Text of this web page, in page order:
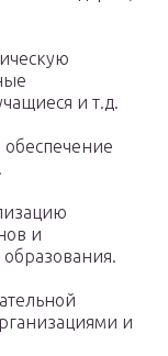
и т.д.
и
и